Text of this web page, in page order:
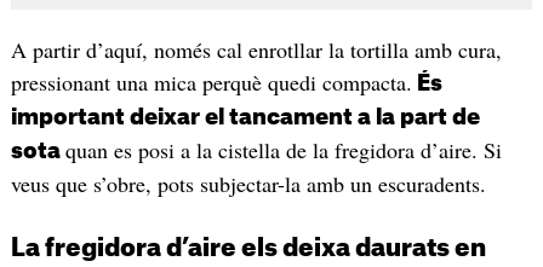
A partir d’aquí, només cal enrotllar la tortilla amb cura,
pressionant una mica perquè quedi compacta. És
important deixar el tancament a la part de
sota quan es posi a la cistella de la fregidora d’aire. Si
veus que s’obre, pots subjectar-la amb un escuradents.
La fregidora d’aire els deixa daurats en